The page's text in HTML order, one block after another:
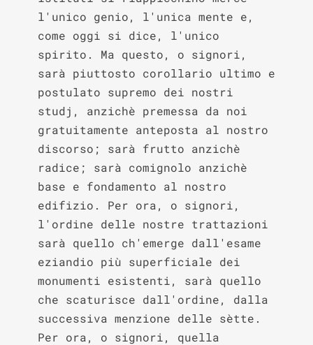
l'unico genio, l'unica mente e,
come oggi si dice, l'unico
spirito. Ma questo, o signori,
sarà piuttosto corollario ultimo e
postulato supremo dei nostri
studj, anzichè premessa da noi
gratuitamente anteposta al nostro
discorso; sarà frutto anzichè
radice; sarà comignolo anzichè
base e fondamento al nostro
edifizio. Per ora, o signori,
l'ordine delle nostre trattazioni
sarà quello ch'emerge dall'esame
eziandio più superficiale dei
monumenti esistenti, sarà quello
che scaturisce dall'ordine, dalla
successiva menzione delle sètte.
Per ora, o signori, quella